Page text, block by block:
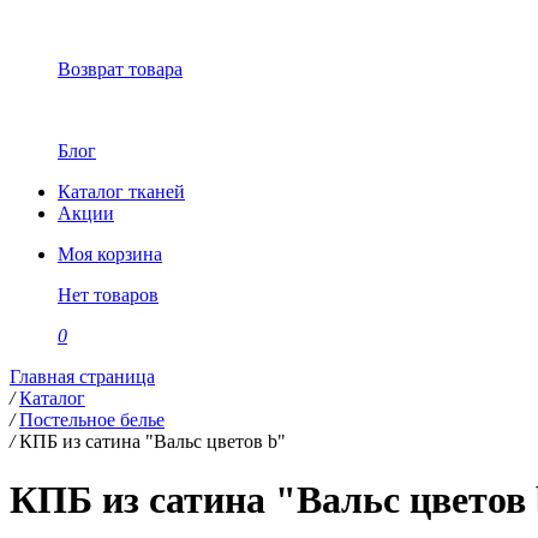
Возврат товара
Блог
Каталог тканей
Акции
Моя корзина
Нет товаров
0
Главная страница
/ Каталог
/ Постельное белье
/ КПБ из сатина "Вальс цветов b"
КПБ из сатина "Вальс